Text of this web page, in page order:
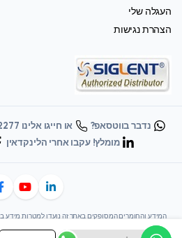
העגלה שלי
הצהרת נגישות
נדבר בווטסאפ? או חייגו אלינו 03-923-2277
מומלץ! עקבו אחרי הלינקדאין
המידע והחומרים המסופקים באתר זה נועדו למטרות מידע